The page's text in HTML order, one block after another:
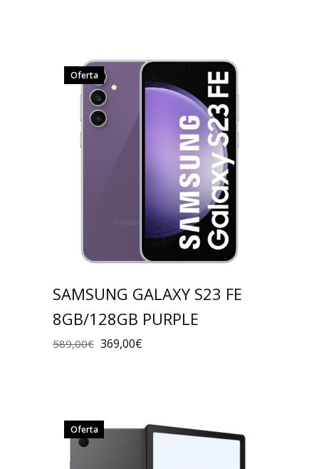
Oferta
SAMSUNG GALAXY S23 FE
8GB/128GB PURPLE
589,00€ 369,00€
Oferta